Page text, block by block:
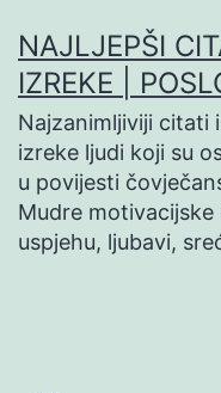
na
sadržaj
NAJLJEPŠI
IZREKE |
Najzanimljiviji citati
izreke ljudi koji su
u povijesti
Mudre motivacijske
uspjehu, ljubavi,